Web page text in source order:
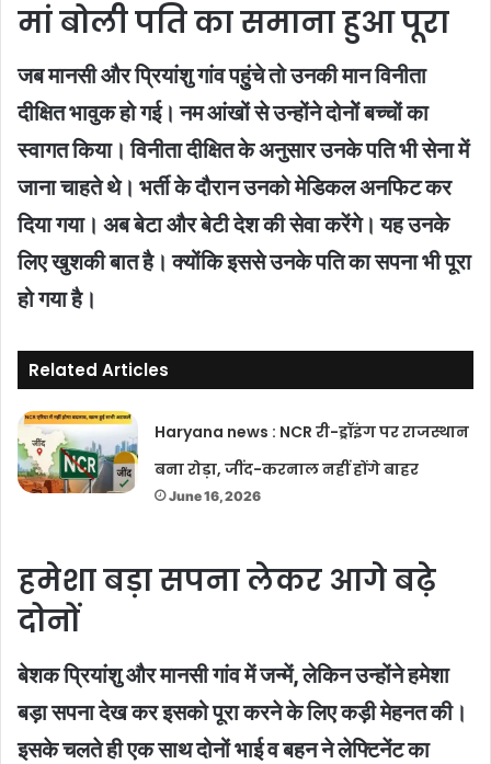
मां बोली पति का समाना हुआ पूरा
जब मानसी और प्रियांशु गांव पहुुंचे तो उनकी मान विनीता
दीक्षित भावुक हो गई। नम आंखों से उन्होंने दोनोें बच्चों का
स्वागत किया। विनीता दीक्षित के अनुसार उनके पति भी सेना में
जाना चाहते थे। भर्ती के दौरान उनको मेडिकल अनफिट कर
दिया गया। अब बेटा और बेटी देश की सेवा करेंगे। यह उनके
लिए खुशकी बात है। क्योंकि इससे उनके पति का सपना भी पूरा
हो गया है।
Related Articles
Haryana news : NCR री-ड्रॉइंग पर राजस्थान
बना रोड़ा, जींद-करनाल नहीं होंगे बाहर
June 16, 2026
हमेशा बड़ा सपना लेकर आगे बढ़े
दोनों
बेशक प्रियांशु और मानसी गांव में जन्में, लेकिन उन्होंने हमेशा
बड़ा सपना देख कर इसको पूरा करने के लिए कड़ी मेहनत की।
इसके चलते ही एक साथ दोनों भाई व बहन ने लेफ्टिनेंट का